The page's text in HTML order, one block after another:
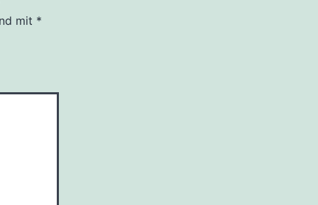
mit *